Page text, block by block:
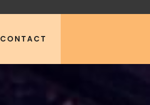
CONTACT